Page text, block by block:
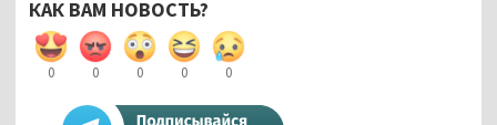
КАК ВАМ НОВОСТЬ?
0 0 0 0 0